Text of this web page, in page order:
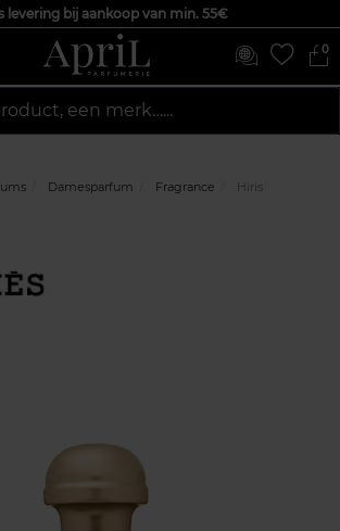
levering bij aankoop van min. 55€
0
een merk…...
Damesparfum Fragrance Hiris